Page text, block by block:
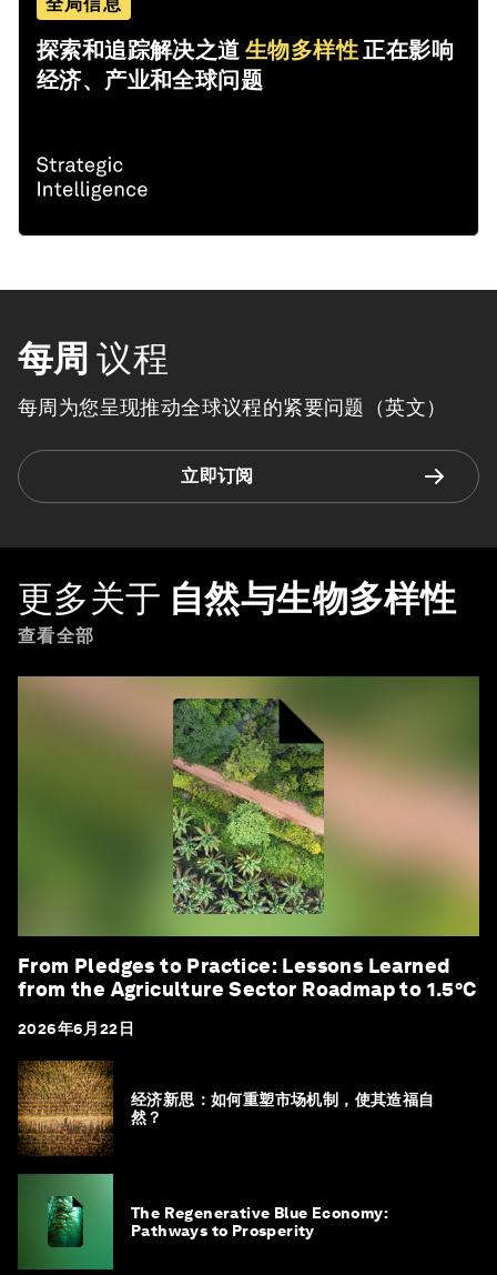
探索和追踪解决之道生物多样性正在影响
经济、产业和全球问题
每周 议程
每周为您呈现推动全球议程的紧要问题（英文）
立即订阅
更多关于 自然与生物多样性
查看全部
From Pledges to Practice: Lessons Learned
from the Agriculture Sector Roadmap to 1.5°C
2026年6月22日
经济新思：如何重塑市场机制，使其造福自
然？
The Regenerative Blue Economy:
Pathways to Prosperity